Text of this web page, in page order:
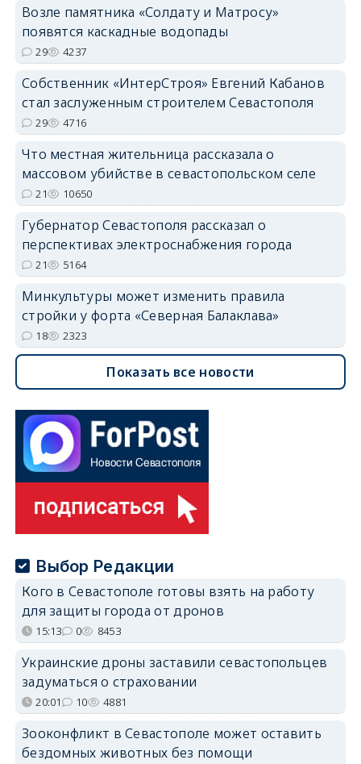
Возле памятника «Солдату и Матросу»
появятся каскадные водопады
29 4237
Собственник «ИнтерСтроя» Евгений Кабанов
стал заслуженным строителем Севастополя
29 4716
Что местная жительница рассказала о
массовом убийстве в севастопольском селе
21 10650
Губернатор Севастополя рассказал о
перспективах электроснабжения города
21 5164
Минкультуры может изменить правила
стройки у форта «Северная Балаклава»
18 2323
Показать все новости
Выбор Редакции
Кого в Севастополе готовы взять на работу
для защиты города от дронов
15:13 0 8453
Украинские дроны заставили севастопольцев
задуматься о страховании
20:01 10 4881
Зооконфликт в Севастополе может оставить
бездомных животных без помощи